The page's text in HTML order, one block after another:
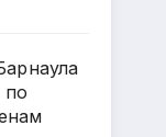
по